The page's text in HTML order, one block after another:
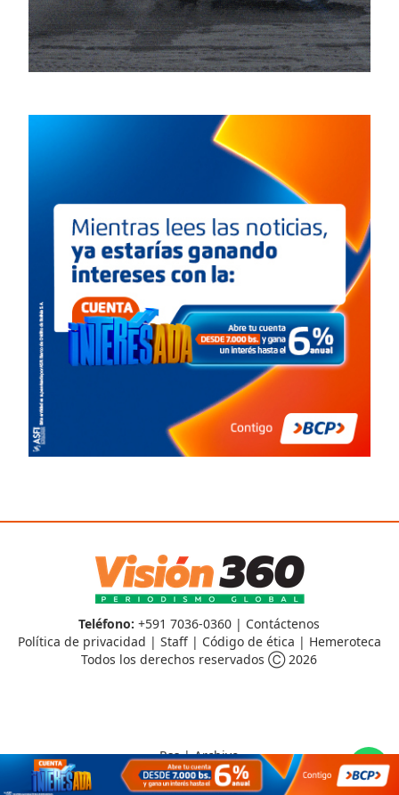
Teléfono: +591 7036-0360 | Contáctenos
Política de privacidad | Staff| Código de ética | Hemeroteca
Todos los derechos reservados Ⓒ 2026
Rss|Archivo
CMS para mediosbyTroop